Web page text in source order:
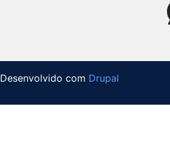
Desenvolvido com Drupal